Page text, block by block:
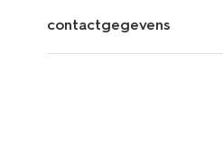
contactgegevens